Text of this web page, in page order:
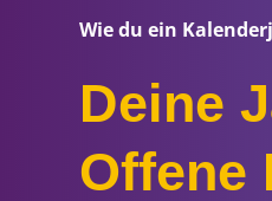
Wie du ein
Deine
Offene